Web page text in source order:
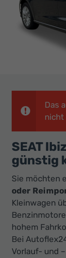
und
Ihr
Innovatives
Autohaus
Das
nicht
SEAT
günstig
Sie möchten
oder
Kleinwagen
hohem
Bei
Vorlauf- und